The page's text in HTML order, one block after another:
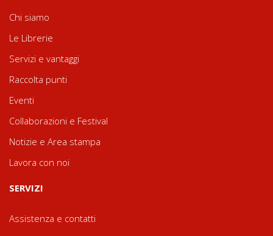
Chi siamo
Le Librerie
Servizi e vantaggi
Raccolta punti
Eventi
Collaborazioni e Festival
Notizie e Area stampa
Lavora con noi
SERVIZI
Assistenza e contatti